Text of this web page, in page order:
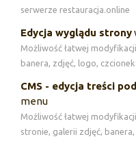
serwerze restauracja.online
Edycja wyglądu strony
Możliwość łatwej
banera, zdjęć, logo, czcionek
CMS - edycja treści
menu
Możliwość łatwej
stronie, galerii zdjęć, banera,